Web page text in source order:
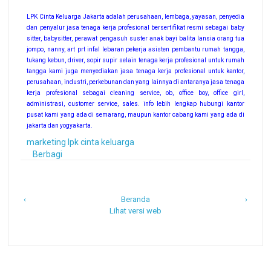
LPK Cinta Keluarga Jakarta adalah perusahaan, lembaga, yayasan, penyedia
dan penyalur jasa tenaga kerja profesional bersertifikat resmi sebagai baby
sitter, babysitter, perawat pengasuh suster anak bayi balita lansia orang tua
jompo, nanny, art prt infal lebaran pekerja asisten pembantu rumah tangga,
tukang kebun, driver, sopir supir selain tenaga kerja profesional untuk rumah
tangga kami juga menyediakan jasa tenaga kerja profesional untuk kantor,
perusahaan, industri, perkebunan dan yang lainnya di antaranya jasa tenaga
kerja profesional sebagai cleaning service, ob, office boy, office girl,
administrasi, customer service, sales. info lebih lengkap hubungi kantor
pusat kami yang ada di semarang, maupun kantor cabang kami yang ada di
jakarta dan yogyakarta.
marketing lpk cinta keluarga
Berbagi
‹ ›
Beranda
Lihat versi web